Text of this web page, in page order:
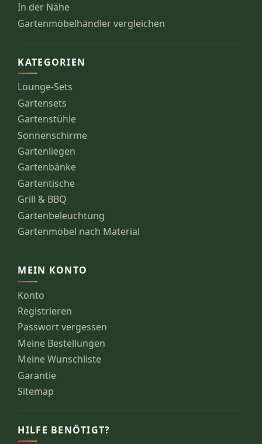
In der Nähe
Gartenmöbelhändler vergleichen
KATEGORIEN
Lounge-Sets
Gartensets
Gartenstühle
Sonnenschirme
Gartenliegen
Gartenbänke
Gartentische
Grill & BBQ
Gartenbeleuchtung
Gartenmöbel nach Material
MEIN KONTO
Konto
Registrieren
Passwort vergessen
Meine Bestellungen
Meine Wunschliste
Garantie
Sitemap
HILFE BENÖTIGT?